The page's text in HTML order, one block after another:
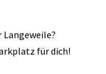
Langeweile?
für dich!